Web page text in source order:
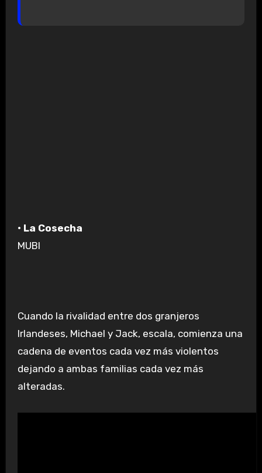
• La Cosecha
MUBI
Cuando la rivalidad entre dos granjeros
Irlandeses, Michael y Jack, escala, comienza una
cadena de eventos cada vez más violentos
dejando a ambas familias cada vez más
alteradas.